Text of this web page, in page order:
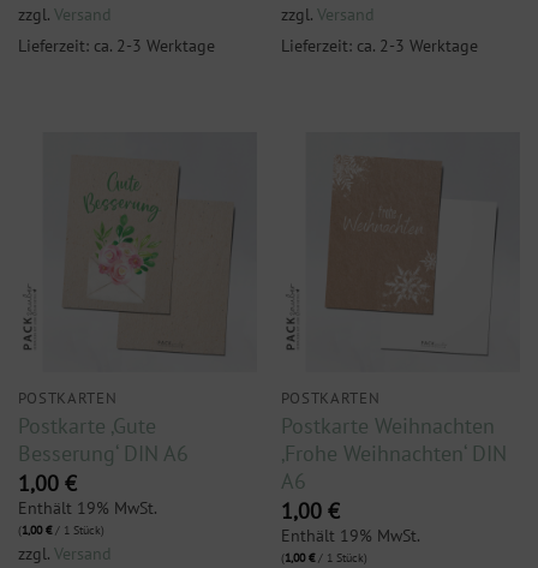
zzgl. Versand
Lieferzeit: ca. 2-3 Werktage
zzgl. Versand
Lieferzeit: ca. 2-3 Werktage
POSTKARTEN
Postkarte ‚Gute
Besserung‘ DIN A6
1,00 €
Enthält 19% MwSt.
(1,00€/ 1 Stück)
zzgl. Versand
POSTKARTEN
Postkarte Weihnachten
‚Frohe Weihnachten‘ DIN
A6
1,00 €
Enthält 19% MwSt.
(1,00€/ 1 Stück)